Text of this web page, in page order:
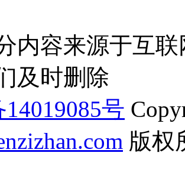
内容来源于互
及时删除
号
版权